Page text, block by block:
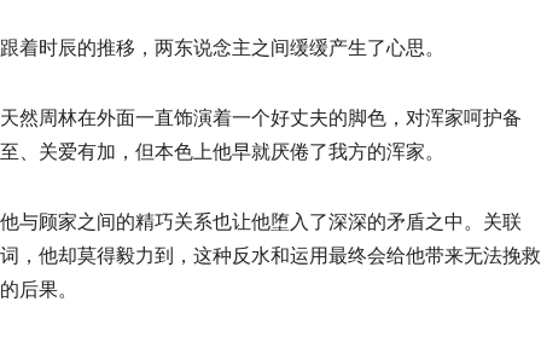
跟着时辰的推移，两东说念主之间缓缓产生了心思。
天然周林在外面一直饰演着一个好丈夫的脚色，对浑家呵护备
至、关爱有加，但本色上他早就厌倦了我方的浑家。
他与顾家之间的精巧关系也让他堕入了深深的矛盾之中。关联
词，他却莫得毅力到，这种反水和运用最终会给他带来无法挽救
的后果。